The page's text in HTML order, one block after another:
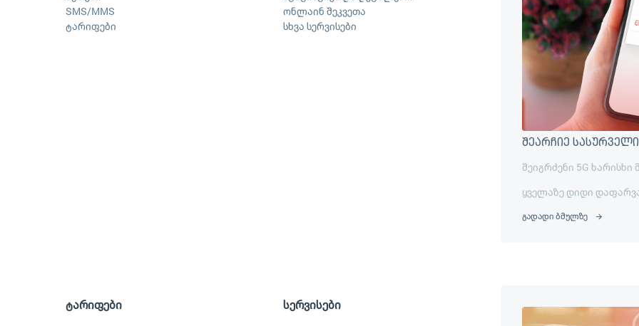
SMS/MMS
ტარიფები
ონლაინ შეკვეთა
სხვა სერვისები
შეარჩიე
შეიგრძენი 5G ხარისხი
ყველაზე დიდი
გადადი ბმულზე
ტარიფები სერვისები